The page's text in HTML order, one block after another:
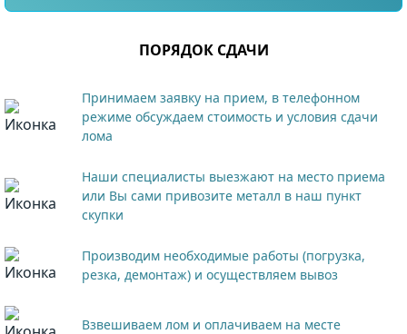
ПОРЯДОК СДАЧИ
Принимаем заявку на прием, в телефонном
режиме обсуждаем стоимость и условия сдачи
лома
Наши специалисты выезжают на место приема
или Вы сами привозите металл в наш пункт
скупки
Производим необходимые работы (погрузка,
резка, демонтаж) и осуществляем вывоз
Взвешиваем лом и оплачиваем на месте